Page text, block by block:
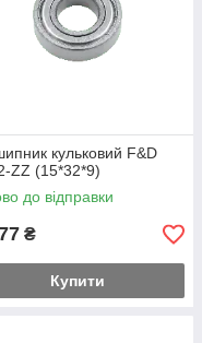
кульковий F&D
ZZ (15*32*9)
до відправки
₴
Купити